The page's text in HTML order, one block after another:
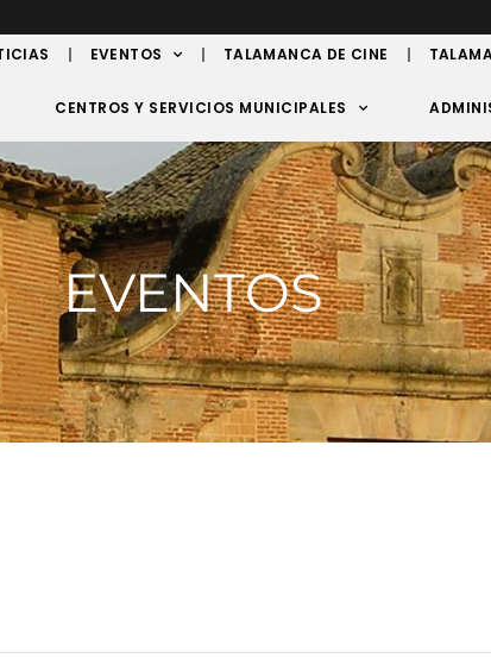
EVENTOS TALAMANCA DE CINE
CENTROS Y SERVICIOS MUNICIPALES
EVENTOS